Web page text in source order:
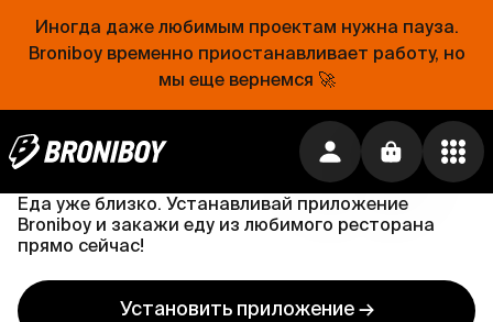
Иногда даже любимым проектам нужна пауза.
Broniboy временно приостанавливает работу, но
мы еще вернемся 🚀
315 ₽
Проще, чем открыть холодильник
Еда уже близко. Устанавливай приложение
Broniboy и закажи еду из любимого ресторана
прямо сейчас!
Установить приложение →